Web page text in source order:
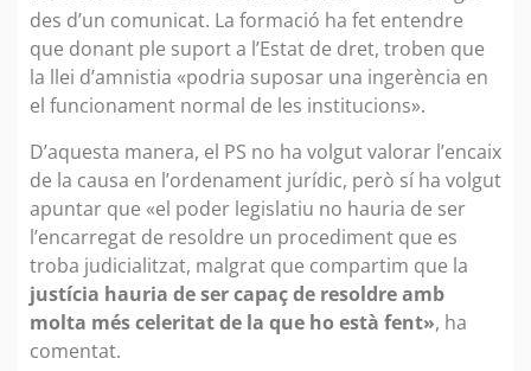
des d’un comunicat. La formació ha fet entendre
que donant ple suport a l’Estat de dret, troben que
la llei d’amnistia «podria suposar una ingerència en
el funcionament normal de les institucions».
D’aquesta manera, el PS no ha volgut valorar l’encaix
de la causa en l’ordenament jurídic, però sí ha volgut
apuntar que «el poder legislatiu no hauria de ser
l’encarregat de resoldre un procediment que es
troba judicialitzat, malgrat que compartim que la
justícia hauria de ser capaç de resoldre amb
molta més celeritat de la que ho està fent», ha
comentat.